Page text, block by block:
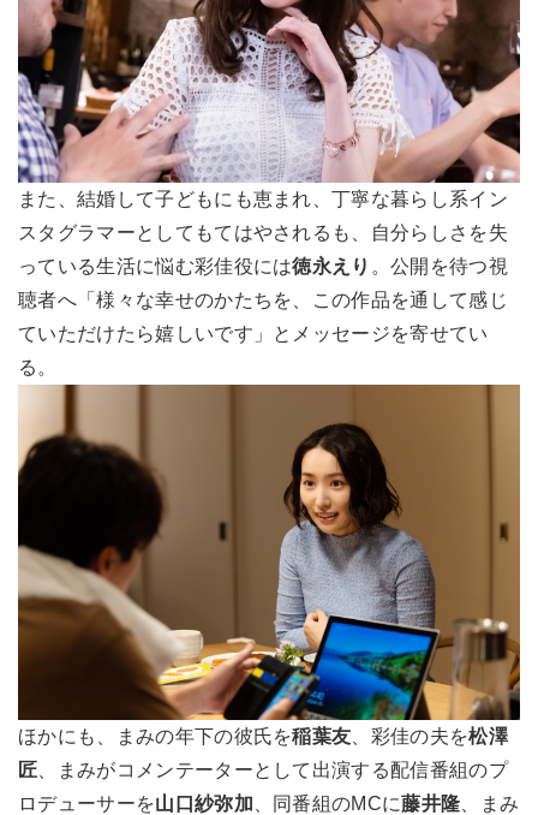
また、結婚して子どもにも恵まれ、丁寧な暮らし系イン
スタグラマーとしてもてはやされるも、自分らしさを失
っている生活に悩む彩佳役には徳永えり 。公開を待つ視
聴者へ「様々な幸せのかたちを、この作品を通して感じ
ていただけたら嬉しいです」とメッセージを寄せてい
る。
ほかにも、まみの年下の彼氏を稲葉友 、彩佳の夫を松澤
匠 、まみがコメンテーターとして出演する配信番組のプ
ロデューサーを山口紗弥加 、同番組のMCに藤井隆 、まみ